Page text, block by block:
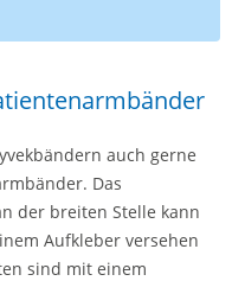
auch gerne
Das
der breiten Stelle kann
Aufkleber versehen
sind mit einem